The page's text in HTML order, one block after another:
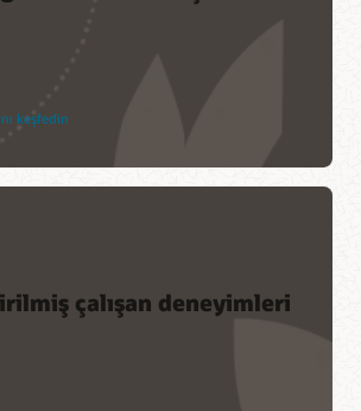
keşfedin
çalışan deneyimleri